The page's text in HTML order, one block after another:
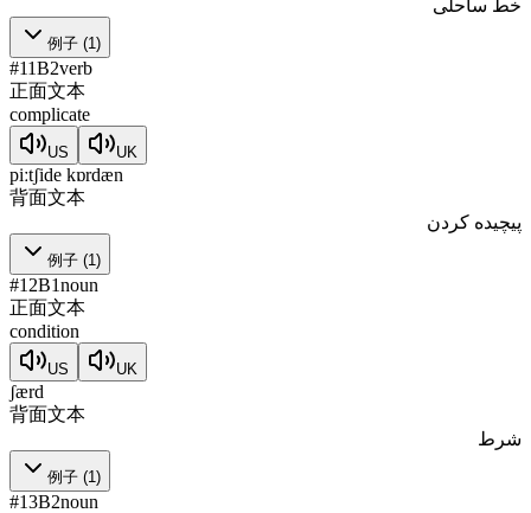
خط ساحلی
例子 (1)
#11B2verb
正面文本
complicate
US UK
piːtʃide kɒrdæn
背面文本
پیچیده کردن
例子 (1)
#12B1noun
正面文本
condition
US UK
ʃærd
背面文本
شرط
例子 (1)
#13B2noun